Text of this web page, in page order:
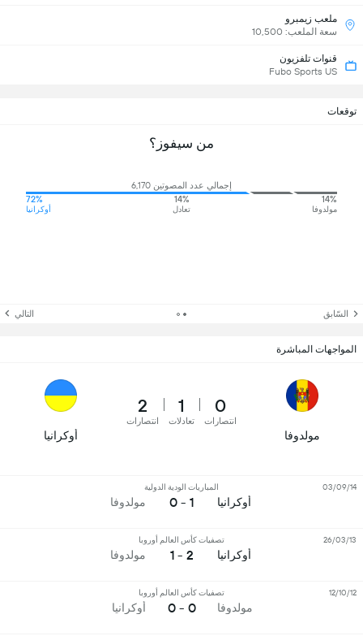
ملعب زيمبرو
سعة الملعب: 10,500
قنوات تلفزيون
Fubo Sports US
توقعات
من سيفوز؟
إجمالي عدد المصوتين 6,170
14%
مولدوفا
14%
تعادل
72%
أوكرانيا
السّابق التالي
المواجهات المباشرة
مولدوفا
0
انتصارات
1
تعادلات
2
انتصارات
أوكرانيا
أوكرانيا
المباريات الودية الدولية
1 - 0 مولدوفا
03/09/14
أوكرانيا
تصفيات كأس العالم أوروبا
2 - 1 مولدوفا
26/03/13
مولدوفا
تصفيات كأس العالم أوروبا
0 - 0 أوكرانيا
12/10/12